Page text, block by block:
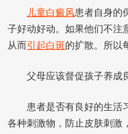
儿童白癜风患者自身的
子好动好动。如果他们不注
从而 引起白斑的扩散。所以
父母应该督促孩子养成良
患者是否有良好的生活习
各种刺激物，防止皮肤刺激